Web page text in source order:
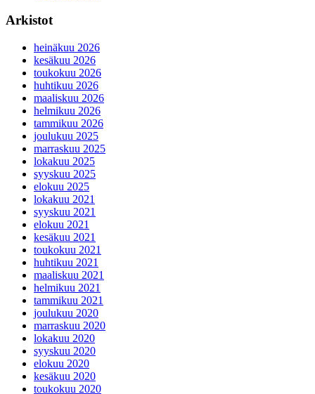
Arkistot
heinäkuu 2026
kesäkuu 2026
toukokuu 2026
huhtikuu 2026
maaliskuu 2026
helmikuu 2026
tammikuu 2026
joulukuu 2025
marraskuu 2025
lokakuu 2025
syyskuu 2025
elokuu 2025
lokakuu 2021
syyskuu 2021
elokuu 2021
kesäkuu 2021
toukokuu 2021
huhtikuu 2021
maaliskuu 2021
helmikuu 2021
tammikuu 2021
joulukuu 2020
marraskuu 2020
lokakuu 2020
syyskuu 2020
elokuu 2020
kesäkuu 2020
toukokuu 2020